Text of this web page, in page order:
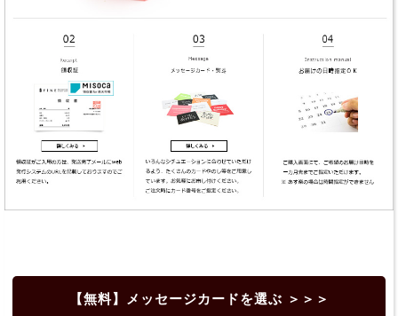
【無料】メッセージカードを選ぶ ＞＞＞